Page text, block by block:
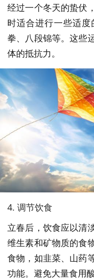
经过一个冬天的蛰伏
时适合进行一些适
拳、八段锦等。这些
体的抵抗力。
4. 调节饮食
立春后，饮食应以清
维生素和矿物质的食
食物，如韭菜、山药
功能。避免大量食用